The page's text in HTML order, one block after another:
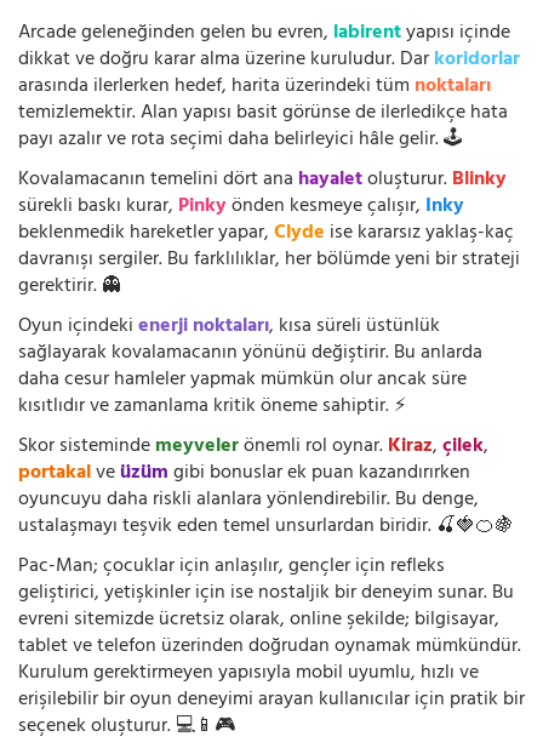
Arcade geleneğinden gelen bu evren, labirentyapısı içinde
dikkat ve doğru karar alma üzerine kuruludur. Darkoridorlar
arasında ilerlerken hedef, harita üzerindeki tüm noktaları
temizlemektir. Alan yapısı basit görünse de ilerledikçe hata
payı azalır ve rota seçimi daha belirleyici hâle gelir. 🕹️
Kovalamacanın temelini dört ana hayaletoluşturur.Blinky
sürekli baskı kurar, Pinkyönden kesmeye çalışır, Inky
beklenmedik hareketler yapar,Clyde ise kararsız yaklaş-kaç
davranışı sergiler. Bu farklılıklar, her bölümde yeni bir strateji
gerektirir. 👻
Oyun içindekienerji noktaları, kısa süreli üstünlük
sağlayarak kovalamacanın yönünü değiştirir. Bu anlarda
daha cesur hamleler yapmak mümkün olur ancak süre
kısıtlıdır ve zamanlama kritik öneme sahiptir. ⚡
Skor sistemindemeyvelerönemli rol oynar.Kiraz,çilek,
portakalveüzümgibi bonuslar ek puan kazandırırken
oyuncuyu daha riskli alanlara yönlendirebilir. Bu denge,
ustalaşmayı teşvik eden temel unsurlardan biridir. 🍒🍓🍊🍇
Pac-Man; çocuklar için anlaşılır, gençler için refleks
geliştirici, yetişkinler için ise nostaljik bir deneyim sunar. Bu
evreni sitemizde ücretsiz olarak, online şekilde; bilgisayar,
tablet ve telefon üzerinden doğrudan oynamak mümkündür.
Kurulum gerektirmeyen yapısıyla mobil uyumlu, hızlı ve
erişilebilir bir oyun deneyimi arayan kullanıcılar için pratik bir
seçenek oluşturur. 💻📱🎮